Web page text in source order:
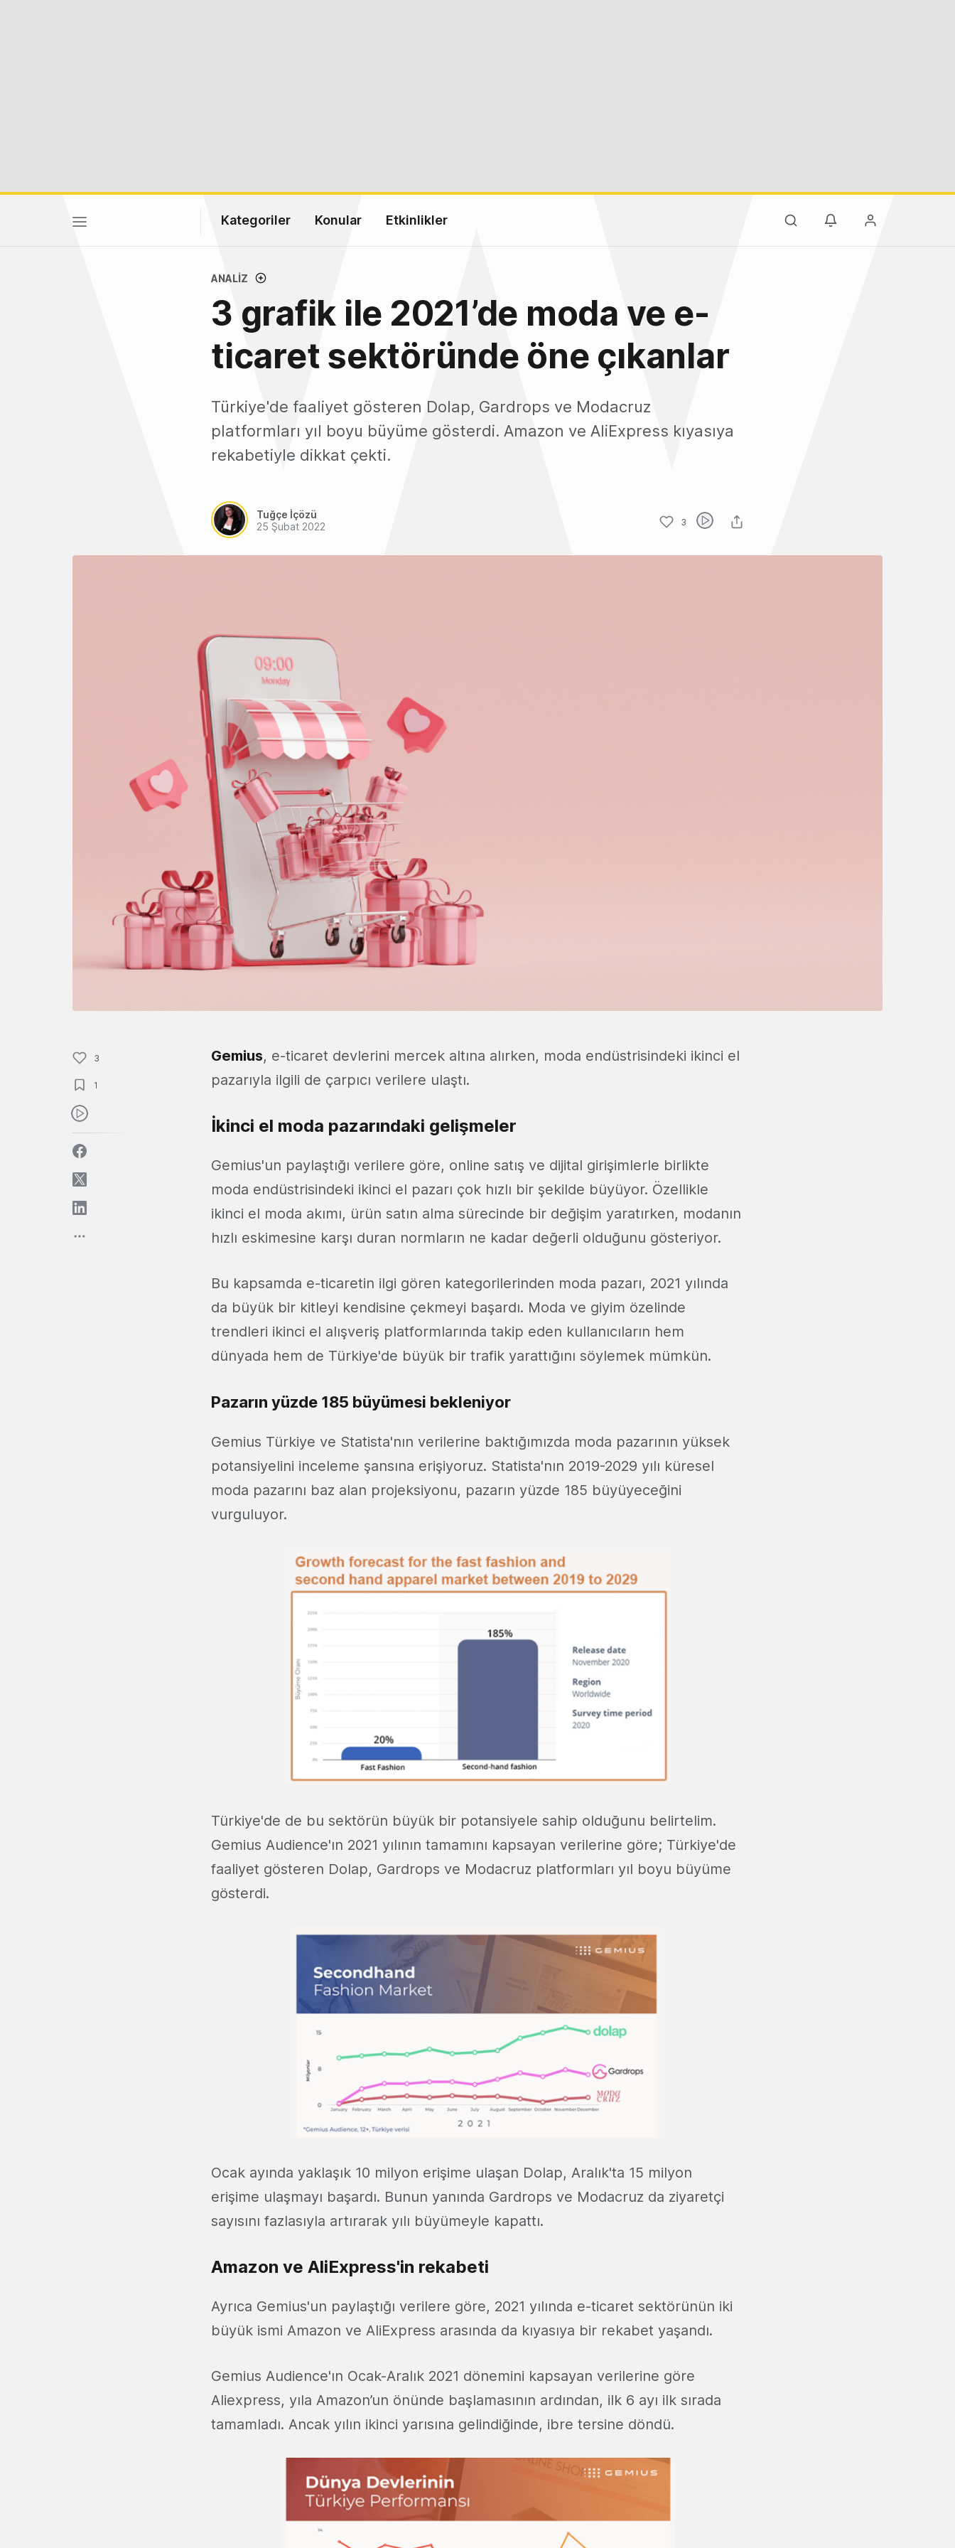
Kategoriler Konular Etkinlikler
ANALIZ
3 grafik ile 2021’de moda ve e-
ticaret sektöründe öne çıkanlar
Türkiye'de faaliyet gösteren Dolap, Gardrops ve Modacruz
platformları yıl boyu büyüme gösterdi. Amazon ve AliExpress kıyasıya
rekabetiyle dikkat çekti.
Tuğçe İçözü
25 Şubat 2022
3
3
1
Gemius, e-ticaret devlerini mercek altına alırken, moda endüstrisindeki ikinci el
pazarıyla ilgili de çarpıcı verilere ulaştı.
İkinci el moda pazarındaki gelişmeler
Gemius'un paylaştığı verilere göre, online satış ve dijital girişimlerle birlikte
moda endüstrisindeki ikinci el pazarı çok hızlı bir şekilde büyüyor. Özellikle
ikinci el moda akımı, ürün satın alma sürecinde bir değişim yaratırken, modanın
hızlı eskimesine karşı duran normların ne kadar değerli olduğunu gösteriyor.
Bu kapsamda e-ticaretin ilgi gören kategorilerinden moda pazarı, 2021 yılında
da büyük bir kitleyi kendisine çekmeyi başardı. Moda ve giyim özelinde
trendleri ikinci el alışveriş platformlarında takip eden kullanıcıların hem
dünyada hem de Türkiye'de büyük bir trafik yarattığını söylemek mümkün.
Pazarın yüzde 185 büyümesi bekleniyor
Gemius Türkiye ve Statista'nın verilerine baktığımızda moda pazarının yüksek
potansiyelini inceleme şansına erişiyoruz. Statista'nın 2019-2029 yılı küresel
moda pazarını baz alan projeksiyonu, pazarın yüzde 185 büyüyeceğini
vurguluyor.
Türkiye'de de bu sektörün büyük bir potansiyele sahip olduğunu belirtelim.
Gemius Audience'ın 2021 yılının tamamını kapsayan verilerine göre; Türkiye'de
faaliyet gösteren Dolap, Gardrops ve Modacruz platformları yıl boyu büyüme
gösterdi.
Ocak ayında yaklaşık 10 milyon erişime ulaşan Dolap, Aralık'ta 15 milyon
erişime ulaşmayı başardı. Bunun yanında Gardrops ve Modacruz da ziyaretçi
sayısını fazlasıyla artırarak yılı büyümeyle kapattı.
Amazon ve AliExpress'in rekabeti
Ayrıca Gemius'un paylaştığı verilere göre, 2021 yılında e-ticaret sektörünün iki
büyük ismi Amazon ve AliExpress arasında da kıyasıya bir rekabet yaşandı.
Gemius Audience'ın Ocak-Aralık 2021 dönemini kapsayan verilerine göre
Aliexpress, yıla Amazon’un önünde başlamasının ardından, ilk 6 ayı ilk sırada
tamamladı. Ancak yılın ikinci yarısına gelindiğinde, ibre tersine döndü.